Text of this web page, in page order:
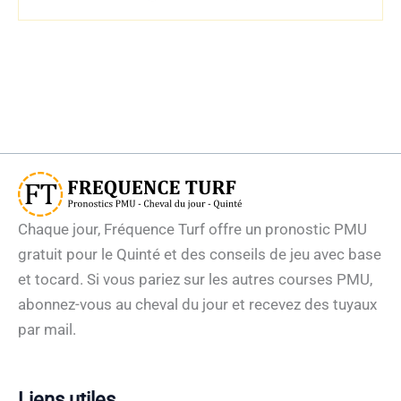
Chaque jour, Fréquence Turf offre un pronostic PMU
gratuit pour le Quinté et des conseils de jeu avec base
et tocard. Si vous pariez sur les autres courses PMU,
abonnez-vous au cheval du jour et recevez des tuyaux
par mail.